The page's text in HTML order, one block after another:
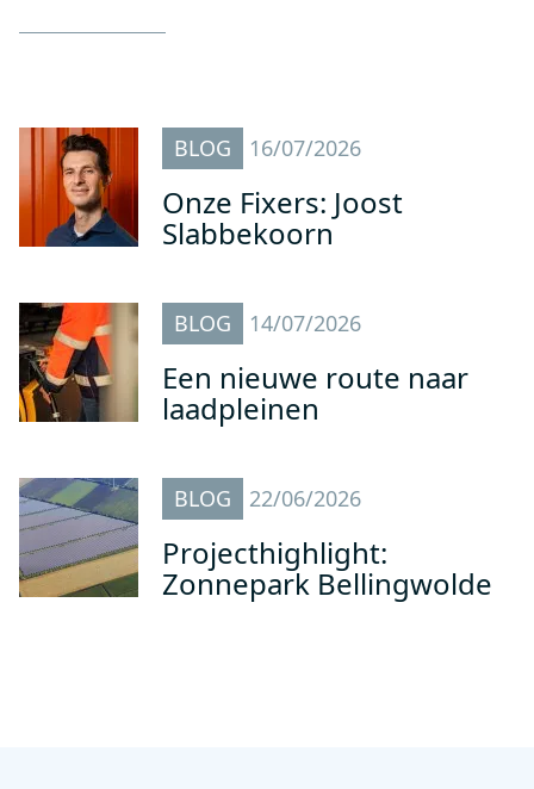
BLOG 16/07/2026
Onze Fixers: Joost
Slabbekoorn
BLOG 14/07/2026
Een nieuwe route naar
laadpleinen
BLOG 22/06/2026
Projecthighlight:
Zonnepark Bellingwolde